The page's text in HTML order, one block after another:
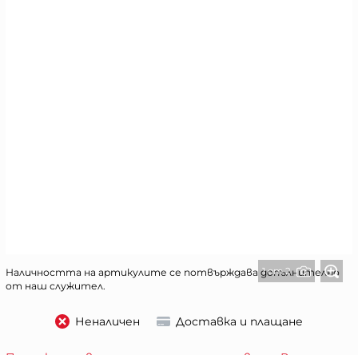
1 от 2
Наличността на артикулите се потвърждава допълнително
от наш служител.
Неналичен Доставка и плащане